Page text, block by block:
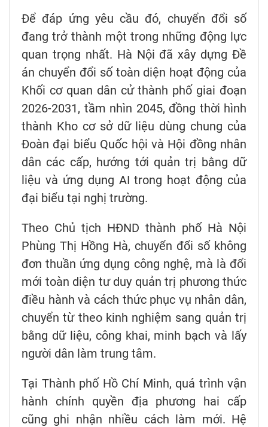
Để đáp ứng yêu cầu đó, chuyển đổi số
đang trở thành một trong những động lực
quan trọng nhất. Hà Nội đã xây dựng Đề
án chuyển đổi số toàn diện hoạt động của
Khối cơ quan dân cử thành phố giai đoạn
2026-2031, tầm nhìn 2045, đồng thời hình
thành Kho cơ sở dữ liệu dùng chung của
Đoàn đại biểu Quốc hội và Hội đồng nhân
dân các cấp, hướng tới quản trị bằng dữ
liệu và ứng dụng AI trong hoạt động của
đại biểu tại nghị trường.
Theo Chủ tịch HĐND thành phố Hà Nội
Phùng Thị Hồng Hà, chuyển đổi số không
đơn thuần ứng dụng công nghệ, mà là đổi
mới toàn diện tư duy quản trị phương thức
điều hành và cách thức phục vụ nhân dân,
chuyển từ theo kinh nghiệm sang quản trị
bằng dữ liệu, công khai, minh bạch và lấy
người dân làm trung tâm.
Tại Thành phố Hồ Chí Minh, quá trình vận
hành chính quyền địa phương hai cấp
cũng ghi nhận nhiều cách làm mới. Hệ